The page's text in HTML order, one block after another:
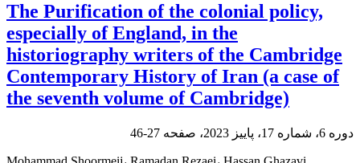
The Purification of the colonial policy,
especially of England, in the
historiography writers of the Cambridge
Contemporary History of Iran (a case of
the seventh volume of Cambridge)
دوره 6، شماره 17، پاییز 2023، صفحه 27-46